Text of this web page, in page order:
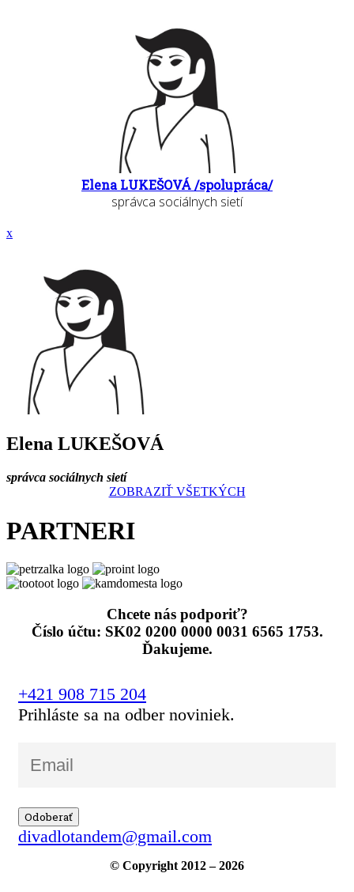
Elena LUKEŠOVÁ /spolupráca/
správca sociálnych sietí
x
Elena LUKEŠOVÁ
správca sociálnych sietí
ZOBRAZIŤ VŠETKÝCH
PARTNERI
Chcete nás podporiť?
Číslo účtu: SK02 0200 0000 0031 6565 1753.
Ďakujeme.
+421 908 715 204
Prihláste sa na odber noviniek.
divadlotandem@gmail.com
© Copyright 2012 – 2026